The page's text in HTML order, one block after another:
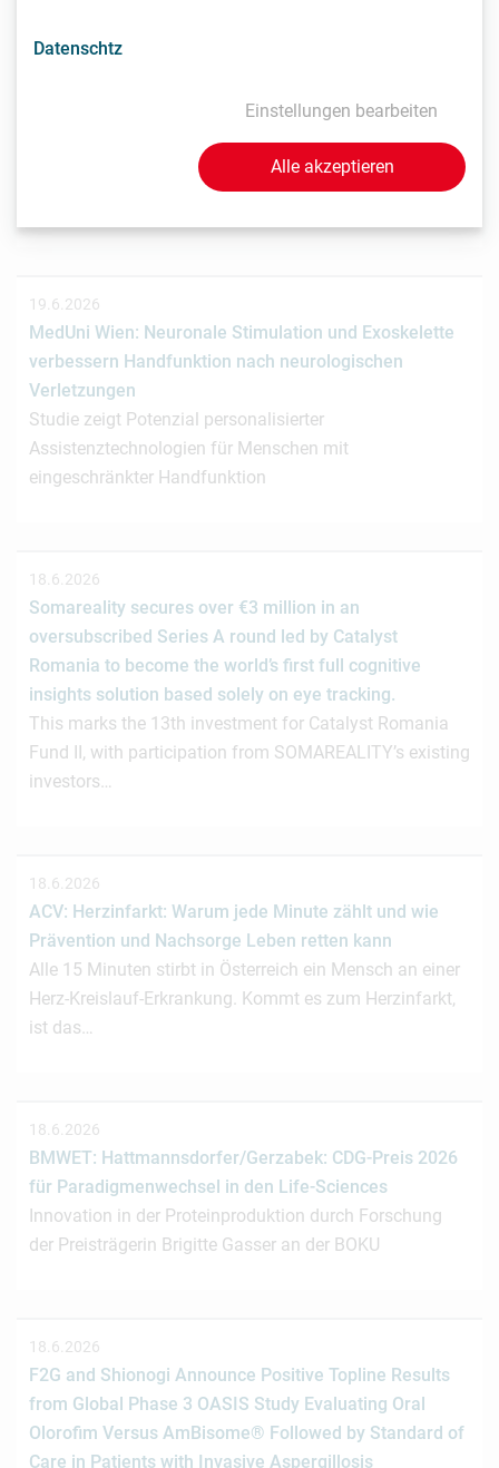
22.6.2026
Leberkrebs dank neuer Analyse-Methode
Forscher von Fraunhofer Austria zeigen, dass KI-basierte
Anomalie-Erkennung gute Resultate bei der Analyse
19.6.2026
MedUni Wien: Neuronale Stimulation und Exoskelette
verbessern Handfunktion nach neurologischen
Verletzungen
Studie zeigt Potenzial personalisierter
Assistenztechnologien für Menschen mit
eingeschränkter Handfunktion
18.6.2026
Somareality secures over €3 million in an
oversubscribed Series A round led by Catalyst
Romania to become the world’s first full cognitive
insights solution based solely on eye tracking.
This marks the 13th investment for Catalyst Romania
Fund II, with participation from SOMAREALITY’s existing
investors…
18.6.2026
ACV: Herzinfarkt: Warum jede Minute zählt und wie
Prävention und Nachsorge Leben retten kann
Alle 15 Minuten stirbt in Österreich ein Mensch an einer
Herz-Kreislauf-Erkrankung. Kommt es zum Herzinfarkt,
ist das…
18.6.2026
BMWET: Hattmannsdorfer/Gerzabek: CDG-Preis 2026
für Paradigmenwechsel in den Life-Sciences
Innovation in der Proteinproduktion durch Forschung
der Preisträgerin Brigitte Gasser an der BOKU
18.6.2026
F2G and Shionogi Announce Positive Topline Results
from Global Phase 3 OASIS Study Evaluating Oral
Olorofim Versus AmBisome® Followed by Standard of
Care in Patients with Invasive Aspergillosis
Datenschtz
Einstellungen bearbeiten
Alle akzeptieren